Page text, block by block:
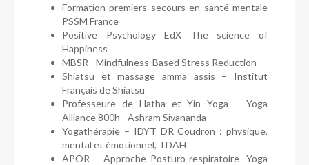
Formation premiers secours en santé mentale
PSSM France
Positive Psychology EdX The science of
Happiness
MBSR - Mindfulness-Based Stress Reduction
Shiatsu et massage amma assis – Institut
Français de Shiatsu
Professeure de Hatha et Yin Yoga – Yoga
Alliance 800h– Ashram Sivananda
Yogathérapie – IDYT DR Coudron : physique,
mental et émotionnel, TDAH
APOR – Approche Posturo-respiratoire -Yoga